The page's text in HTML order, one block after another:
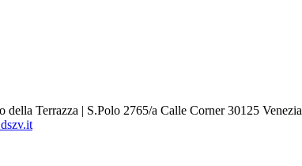
Terrazza | S.Polo 2765/a Calle Corner 30125 Venezia